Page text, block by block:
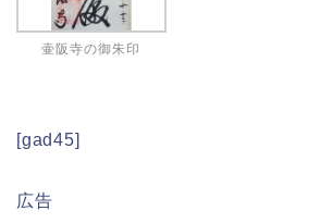
壷阪寺の御朱印
[gad45]
広告